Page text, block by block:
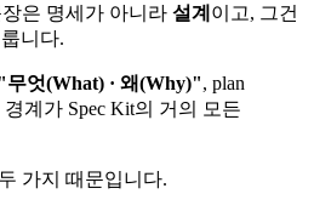
은 명세가 아니라 설계 이고, 그건
니다.
무엇(What) · 왜(Why)", plan
계가 Spec Kit의 거의 모든
가지 때문입니다.